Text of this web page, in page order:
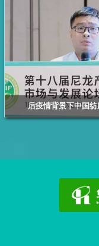
后疫情背景下中国
浙江华瑞信息资讯股份有限